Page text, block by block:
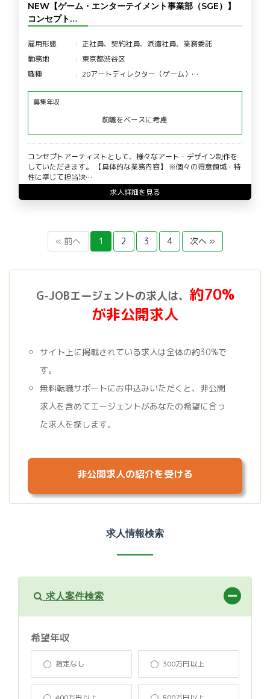
NEW【ゲーム・エンターテイメント事業部（SGE）】
コンセプト…
雇用形態
正社員、契約社員、派遣社員、業務委託
勤務地
東京都渋谷区
職種
2Dアートディレクター（ゲーム）…
募集年収
前職をベースに考慮
コンセプトアーティストとして、様々なアート・デザイン制作を
していただきます。 【具体的な業務内容】 ※個々の得意領域・特
性に準じて担当決…
求人詳細を見る
« 前へ 1 2 3 4 次へ »
G-JOBエージェントの求人は、 約70%
が非公開求人
サイト上に掲載されている求人は全体の約30%で
す。
無料転職サポートにお申込みいただくと、非公開
求人を含めてエージェントがあなたの希望に合っ
た求人を探します。
非公開求人の紹介を受ける
求人情報検索
求人案件検索
希望年収
指定なし 300万円以上